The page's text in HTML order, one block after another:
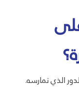
الذي تمارسه.